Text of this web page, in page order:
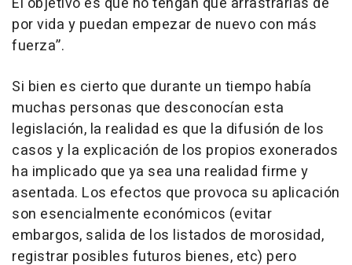
por vida y puedan empezar de nuevo con más
fuerza”.
Si bien es cierto que durante un tiempo había
muchas personas que desconocían esta
legislación, la realidad es que la difusión de los
casos y la explicación de los propios exonerados
ha implicado que ya sea una realidad firme y
asentada. Los efectos que provoca su aplicación
son esencialmente económicos (evitar
embargos, salida de los listados de morosidad,
registrar posibles futuros bienes, etc) pero